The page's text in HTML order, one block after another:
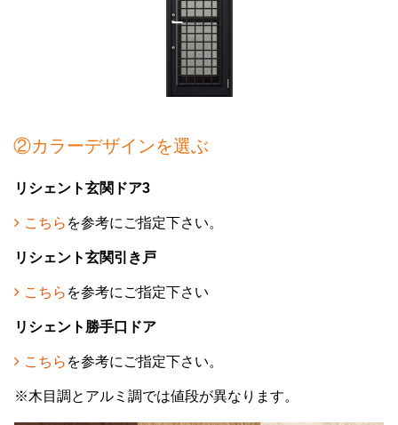
②カラーデザインを選ぶ
リシェント玄関ドア3
こちら を参考にご指定下さい。
リシェント玄関引き戸
こちら を参考にご指定下さい
リシェント勝手口ドア
こちら を参考にご指定下さい。
※木目調とアルミ調では値段が異なります。